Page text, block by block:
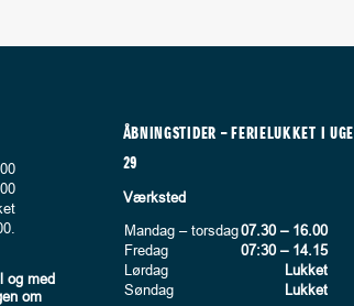
og med
om
ÅBNINGSTIDER – FERIELUKKET I UGE
29
Værksted
Mandag – torsdag07.30 – 16.00
Fredag
07:30 – 14.15
Lørdag
Lukket
Søndag
Lukket